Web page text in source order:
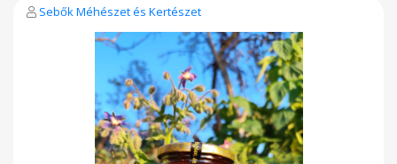
Sebők Méhészet és Kertészet